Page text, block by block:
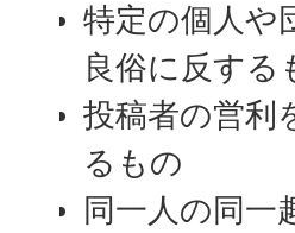
特定の個人や
良俗に反する
投稿者の営利
るもの
同一人の同一